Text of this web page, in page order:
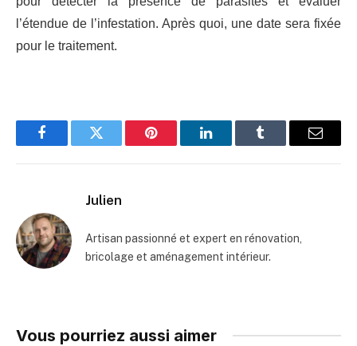
l’étendue de l’infestation. Après quoi, une date sera fixée
pour le traitement.
FacebookTwitter Pinterest LinkedInTumblr Email
Julien
Artisan passionné et expert en rénovation,
bricolage et aménagement intérieur.
Vous pourriez aussi aimer